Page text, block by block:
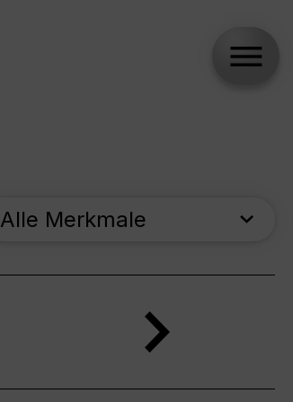
Alle Merkmale